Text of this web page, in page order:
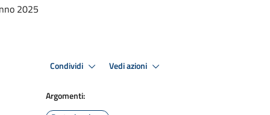
2025
Condividi Vedi azioni
Argomenti: